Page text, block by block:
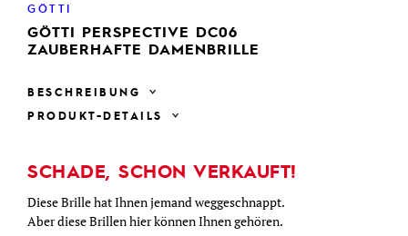
GÖTTI
GÖTTI PERSPECTIVE DC06
ZAUBERHAFTE DAMENBRILLE
BESCHREIBUNG
PRODUKT-DETAILS
SCHADE, SCHON VERKAUFT!
Diese Brille hat Ihnen jemand weggeschnappt.
Aber diese Brillen hier können Ihnen gehören.